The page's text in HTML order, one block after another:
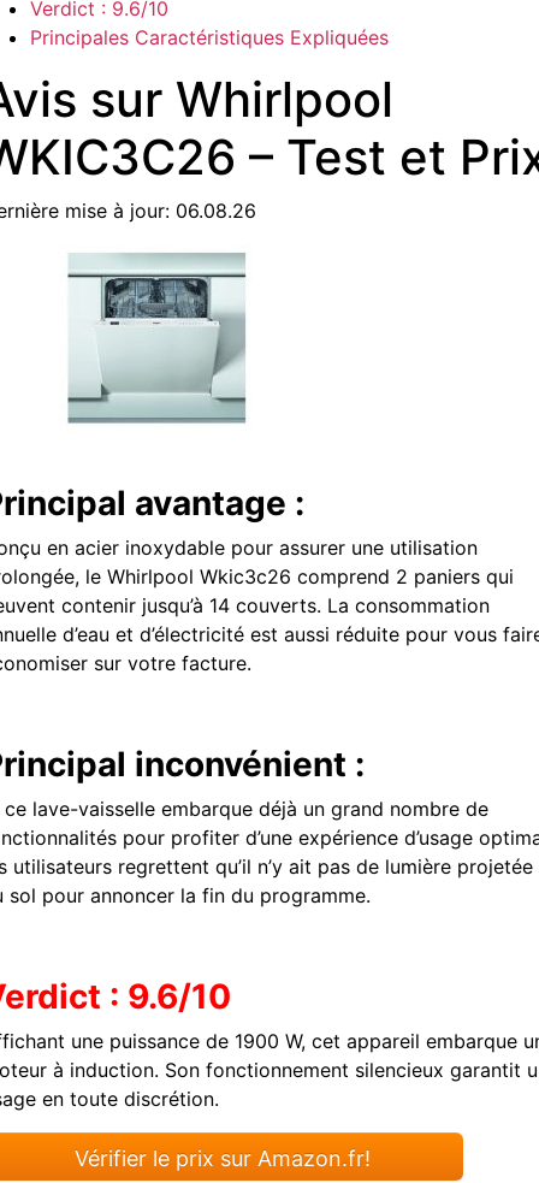
Verdict : 9.6/10
Principales Caractéristiques Expliquées
sur Whirlpool
– Test et
mise à jour: 06.08.26
avantage :
en acier inoxydable pour assurer une utilisation
le Whirlpool Wkic3c26 comprend 2 paniers qui
contenir jusqu’à 14 couverts. La consommation
d’eau et d’électricité est aussi réduite pour vous
sur votre facture.
inconvénient :
ce lave-vaisselle embarque déjà un grand nombre de
pour profiter d’une expérience d’usage
utilisateurs regrettent qu’il n’y ait pas de lumière projetée
sol pour annoncer la fin du programme.
: 9.6/10
une puissance de 1900 W, cet appareil embarque
à induction. Son fonctionnement silencieux garantit
en toute discrétion.
Vérifier le prix sur Amazon.fr!